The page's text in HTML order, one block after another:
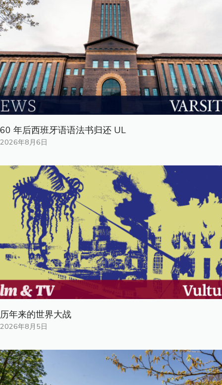
60 年后西班牙语语法书归还 UL
2026年8月6日
历年来的世界大战
2026年8月5日